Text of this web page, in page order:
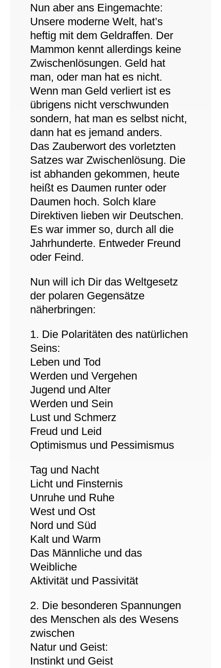
Nun aber ans Eingemachte:
Unsere moderne Welt, hat’s
heftig mit dem Geldraffen. Der
Mammon kennt allerdings keine
Zwischenlösungen. Geld hat
man, oder man hat es nicht.
Wenn man Geld verliert ist es
übrigens nicht verschwunden
sondern, hat man es selbst nicht,
dann hat es jemand anders.
Das Zauberwort des vorletzten
Satzes war Zwischenlösung. Die
ist abhanden gekommen, heute
heißt es Daumen runter oder
Daumen hoch. Solch klare
Direktiven lieben wir Deutschen.
Es war immer so, durch all die
Jahrhunderte. Entweder Freund
oder Feind.
Nun will ich Dir das Weltgesetz
der polaren Gegensätze
näherbringen:
1. Die Polaritäten des natürlichen
Seins:
Leben und Tod
Werden und Vergehen
Jugend und Alter
Werden und Sein
Lust und Schmerz
Freud und Leid
Optimismus und Pessimismus
Tag und Nacht
Licht und Finsternis
Unruhe und Ruhe
West und Ost
Nord und Süd
Kalt und Warm
Das Männliche und das
Weibliche
Aktivität und Passivität
2. Die besonderen Spannungen
des Menschen als des Wesens
zwischen
Natur und Geist:
Instinkt und Geist